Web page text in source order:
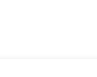
complicações.